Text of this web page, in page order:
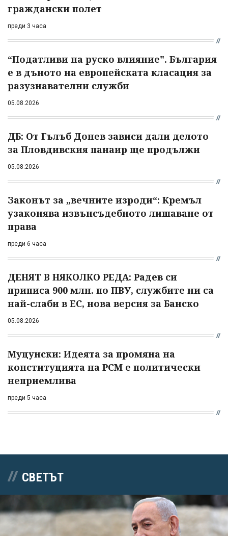
граждански полет
преди 3 часа
“Податливи на руско влияние". България
е в дъното на европейската класация за
разузнавателни служби
05.08.2026
ДБ: От Гълъб Донев зависи дали делото
за Пловдивския панаир ще продължи
05.08.2026
Законът за „вечните изроди“: Кремъл
узаконява извънсъдебното лишаване от
права
преди 6 часа
ДЕНЯТ В НЯКОЛКО РЕДА: Радев си
приписа 900 млн. по ПВУ, службите ни са
най-слаби в ЕС, нова версия за Банско
05.08.2026
Муцунски: Идеята за промяна на
конституцията на РСМ е политически
неприемлива
преди 5 часа
СВЕТЪТ